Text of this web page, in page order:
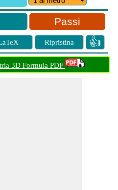
Passi
Ripristina 👍
3D Formula PDF